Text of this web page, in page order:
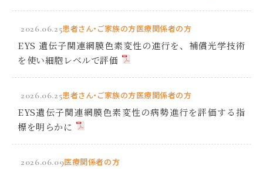
2026.06.25患者さん・ご家族の方医療関係者の方
EYS 遺伝子関連網膜色素変性の進行を、補償光学技術
を使い細胞レベルで評価
2026.06.25患者さん・ご家族の方医療関係者の方
EYS遺伝子関連網膜色素変性の病勢進行を評価する指
標を明らかに
2026.06.09医療関係者の方